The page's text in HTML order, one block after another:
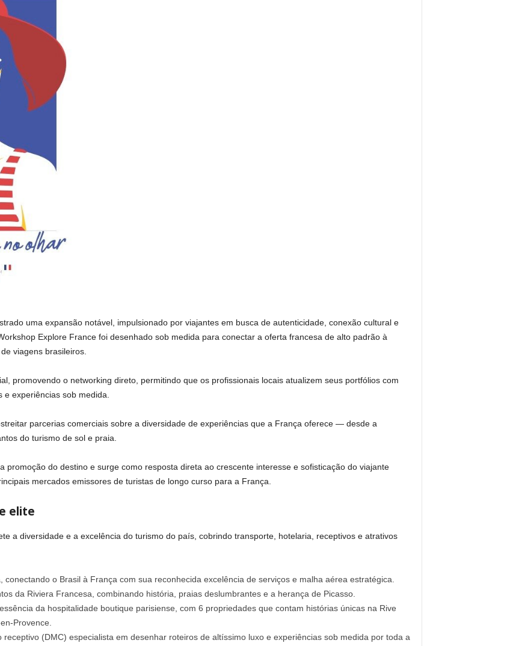
uma expansão notável, impulsionado por viajantes em busca de autenticidade, conexão cultural e
Explore France foi desenhado sob medida para conectar a oferta francesa de alto padrão à
viagens brasileiros.
promovendo o networking direto, permitindo que os profissionais locais atualizem seus portfólios com
experiências sob medida.
parcerias comerciais sobre a diversidade de experiências que a França oferece — desde a
do turismo de sol e praia.
promoção do destino e surge como resposta direta ao crescente interesse e sofisticação do viajante
mercados emissores de turistas de longo curso para a França.
elite
a diversidade e a excelência do turismo do país, cobrindo transporte, hotelaria, receptivos e atrativos
o Brasil à França com sua reconhecida excelência de serviços e malha aérea estratégica.
da Riviera Francesa, combinando história, praias deslumbrantes e a herança de Picasso.
da hospitalidade boutique parisiense, com 6 propriedades que contam histórias únicas na Rive
Provence.
(DMC) especialista em desenhar roteiros de altíssimo luxo e experiências sob medida por toda a